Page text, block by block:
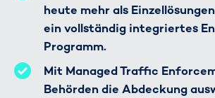
heute mehr als
ein vollständig integriertes
Programm.
Mit Managed Traffic
Behörden die Abdeckung